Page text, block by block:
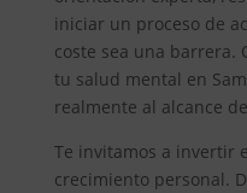
iniciar un proceso de
coste sea una barrera.
tu salud mental en
realmente al alcance
Te invitamos a invertir
crecimiento personal.